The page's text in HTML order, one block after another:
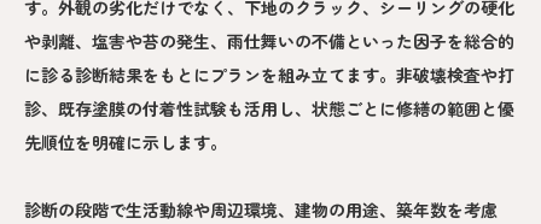
す。外観の劣化だけでなく、下地のクラック、シーリングの硬化
や剥離、塩害や苔の発生、雨仕舞いの不備といった因子を総合的
に診る診断結果をもとにプランを組み立てます。非破壊検査や打
診、既存塗膜の付着性試験も活用し、状態ごとに修繕の範囲と優
先順位を明確に示します。
診断の段階で生活動線や周辺環境、建物の用途、築年数を考慮